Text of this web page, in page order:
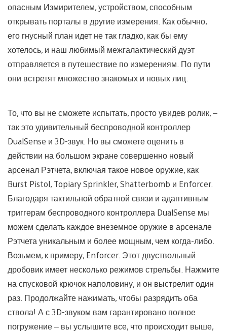
опасным Измирителем, устройством, способным
открывать порталы в другие измерения. Как обычно,
его гнусный план идет не так гладко, как бы ему
хотелось, и наш любимый межгалактический дуэт
отправляется в путешествие по измерениям. По пути
они встретят множество знакомых и новых лиц.
То, что вы не сможете испытать, просто увидев ролик, –
так это удивительный беспроводной контроллер
DualSense и 3D-звук. Но вы сможете оценить в
действии на большом экране совершенно новый
арсенал Рэтчета, включая такое новое оружие, как
Burst Pistol, Topiary Sprinkler, Shatterbomb и Enforcer.
Благодаря тактильной обратной связи и адаптивным
триггерам беспроводного контроллера DualSense мы
можем сделать каждое внеземное оружие в арсенале
Рэтчета уникальным и более мощным, чем когда-либо.
Возьмем, к примеру, Enforcer. Этот двуствольный
дробовик имеет несколько режимов стрельбы. Нажмите
на спусковой крючок наполовину, и он выстрелит один
раз. Продолжайте нажимать, чтобы разрядить оба
ствола! А с 3D-звуком вам гарантировано полное
погружение – вы услышите все, что происходит выше,